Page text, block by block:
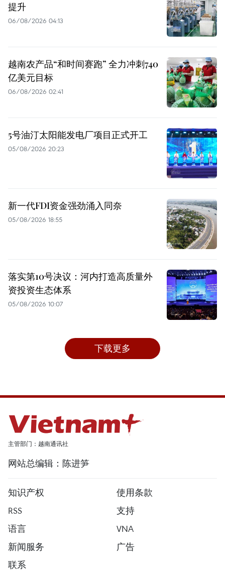
提升
06/08/2026 04:13
越南农产品“和时间赛跑” 全力冲刺740
亿美元目标
06/08/2026 02:41
5号油汀太阳能发电厂项目正式开工
05/08/2026 20:23
新一代FDI资金强劲涌入同奈
05/08/2026 18:55
落实第10号决议：河内打造高质量外
资投资生态体系
05/08/2026 10:07
下载更多
主管部门：越南通讯社
网站总编辑：陈进笋
知识产权
使用条款
RSS
支持
语言
VNA
新闻服务
广告
联系